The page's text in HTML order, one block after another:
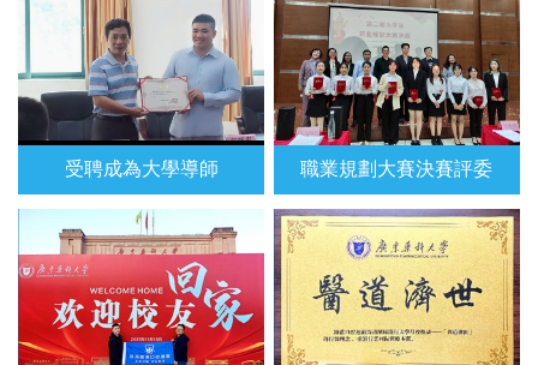
受聘成為大學導師 職業規劃大賽決賽評委